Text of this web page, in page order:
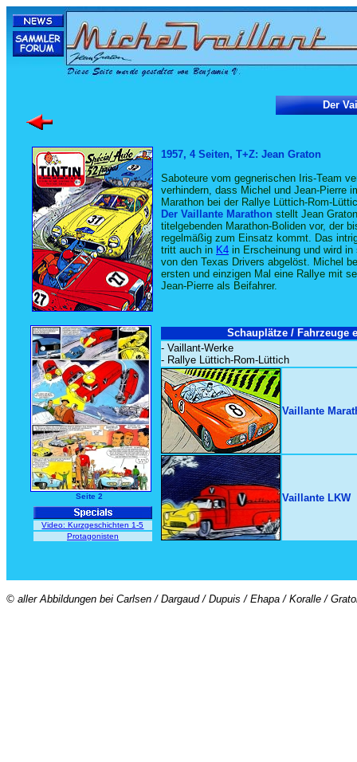
Der
1957, 4 Seiten, T+Z: Jean Graton
Saboteure vom gegnerischen Iris-Team
verhindern, dass Michel und Jean-Pierre
Marathon bei der Rallye Lüttich-Rom-
Der Vaillante Marathon stellt Jean
titelgebenden Marathon-Boliden vor, der
regelmäßig zum Einsatz kommt. Das
tritt auch in K4 in Erscheinung und wird in
von den Texas Drivers abgelöst. Michel
ersten und einzigen Mal eine Rallye mit
Jean-Pierre als Beifahrer.
Schauplätze / Fahrzeuge
- Vaillant-Werke
- Rallye Lüttich-Rom-Lüttich
Vaillante
Vaillante LKW
Seite 2
Video: Kurzgeschichten 1-5
Protagonisten
© aller Abbildungen bei Carlsen / Dargaud / Dupuis / Ehapa / Koralle /